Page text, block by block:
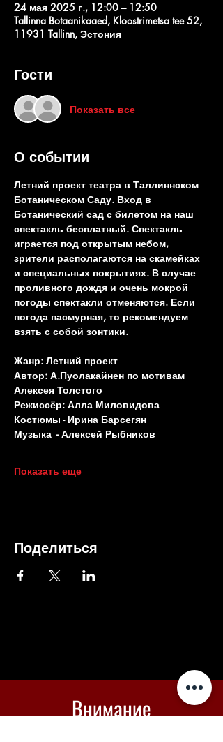
24 мая 2025 г., 12:00 – 12:50
Tallinna Botaanikaaed, Kloostrimetsa tee 52,
11931 Tallinn, Эстония
Гости
Показать все
О событии
Летний проект театра в Таллиннском
Ботаническом Саду. Вход в
Ботанический сад с билетом на наш
спектакль бесплатный. Спектакль
играется под открытым небом,
зрители располагаются на скамейках
и специальных покрытиях. В случае
проливного дождя и очень мокрой
погоды спектакли отменяются. Если
погода пасмурная, то рекомендуем
взять с собой зонтики.
Жанр: Летний проект
Автор: А.Пуолакайнен по мотивам
Алексея Толстого
Режиссёр: Алла Миловидова
Костюмы - Ирина Барсегян
Музыка  - Алексей Рыбников
Показать еще
Поделиться
Внимание